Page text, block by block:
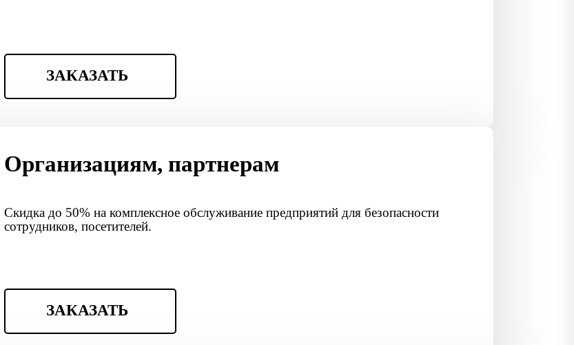
ЗАКАЗАТЬ
Организациям, партнерам
Скидка до 50% на комплексное обслуживание предприятий для безопасности
сотрудников, посетителей.
ЗАКАЗАТЬ